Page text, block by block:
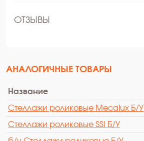
ОТЗЫВЫ
АНАЛОГИЧНЫЕ ТОВАРЫ
Название
Стеллажи роликовые Mecalux Б/У
Стеллажи роликовые SSI Б/У